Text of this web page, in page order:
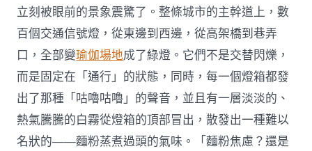
立刻被眼前的景象震驚了。整條城市的主幹道上，數
百個交通信號燈，從東邊到西邊，從高架橋到巷弄
口，全部變瑜伽場地成了綠燈。它們不是交替閃爍，
而是固定在「通行」的狀態，同時，每一個燈箱都發
出了那種「咕嚕咕嚕」的聲音，並且有一層淡淡的、
熱氣騰騰的白霧從燈箱的頂部冒出，散發出一種難以
名狀的——麵粉蒸煮過頭的氣味。「麵粉焦慮？還是